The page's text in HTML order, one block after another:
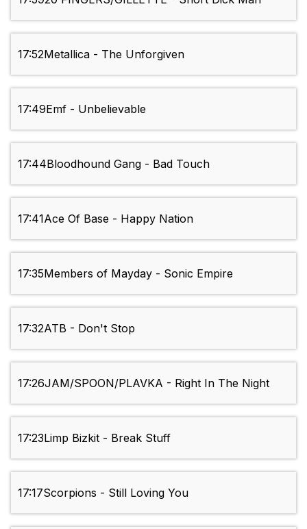
17:52Metallica - The Unforgiven
17:49Emf - Unbelievable
17:44Bloodhound Gang - Bad Touch
17:41Ace Of Base - Happy Nation
17:35Members of Mayday - Sonic Empire
17:32ATB - Don't Stop
17:26JAM/SPOON/PLAVKA - Right In The Night
17:23Limp Bizkit - Break Stuff
17:17Scorpions - Still Loving You